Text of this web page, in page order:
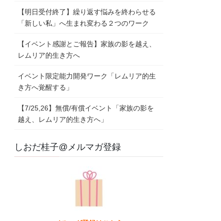
【明日受付終了】繰り返す悩みを終わらせる
「新しい私」へ生まれ変わる２つのワーク
【イベント感謝とご報告】家族の影を越え、
レムリア的生き方へ
イベント限定能力開発ワーク「レムリア的生
き方へ覚醒する」
【7/25,26】無償/有償イベント「家族の影を
越え、レムリア的生き方へ」
しおだ桂子@メルマガ登録